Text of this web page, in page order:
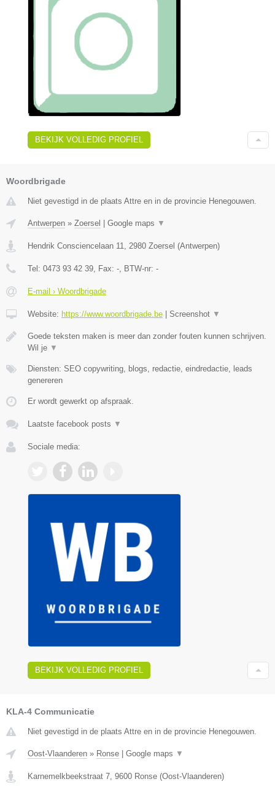
BEKIJK VOLLEDIG PROFIEL
Woordbrigade
Niet gevestigd in de plaats Attre en in de provincie Henegouwen.
Antwerpen » Zoersel Google maps ▼
Hendrik Consciencelaan 11, 2980 Zoersel (Antwerpen)
Tel: 0473 93 42 39, Fax: -, BTW-nr: -
E-mail › Woordbrigade
Website: https://www.woordbrigade.be Screenshot ▼
Goede teksten maken is meer dan zonder fouten kunnen schrijven.
Wil je ▼
Diensten: SEO copywriting, blogs, redactie, eindredactie, leads
genereren
Er wordt gewerkt op afspraak.
Laatste facebook posts ▼
Sociale media:
BEKIJK VOLLEDIG PROFIEL
KLA-4 Communicatie
Niet gevestigd in de plaats Attre en in de provincie Henegouwen.
Oost-Vlaanderen » Ronse Google maps ▼
Karnemelkbeekstraat 7, 9600 Ronse (Oost-Vlaanderen)